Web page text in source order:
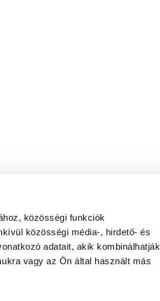
közösségi funkciók
közösségi média-, hirdető- és
adatait, akik kombinálhatják
vagy az Ön által használt más